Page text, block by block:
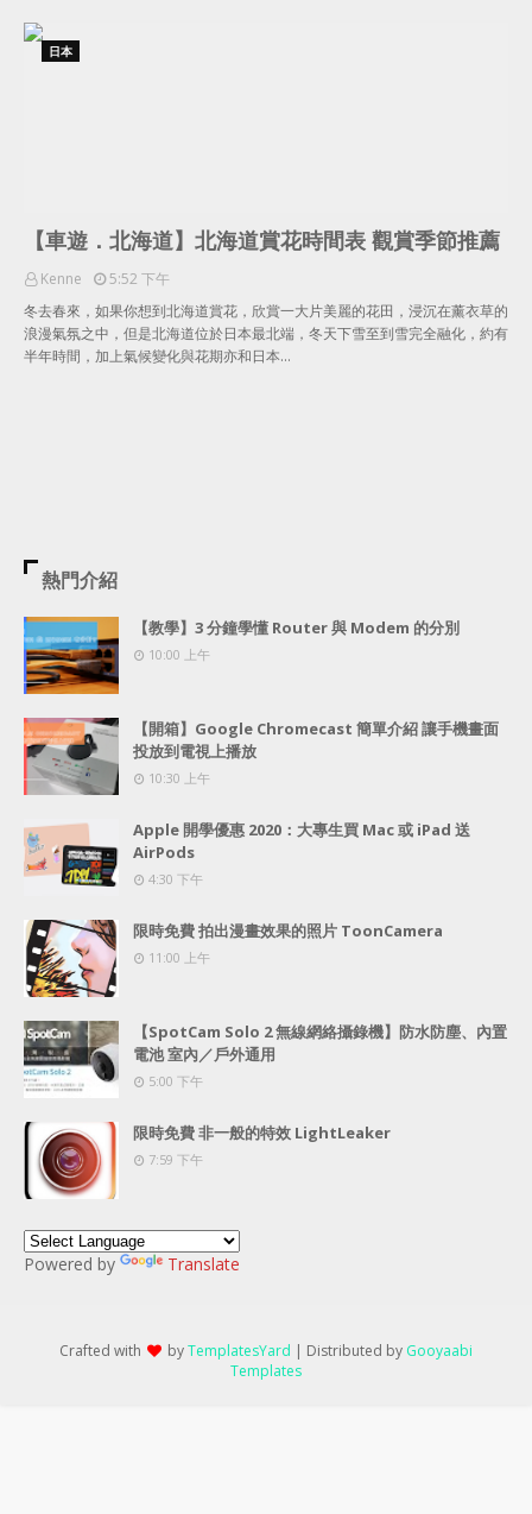
日本
【車遊．北海道】北海道賞花時間表 觀賞季節推薦
Kenne
5:52 下午
冬去春來，如果你想到北海道賞花，欣賞一大片美麗的花田，浸沉在薰衣草的
浪漫氣氛之中，但是北海道位於日本最北端，冬天下雪至到雪完全融化，約有
半年時間，加上氣候變化與花期亦和日本…
熱門介紹
【教學】3 分鐘學懂 Router 與 Modem 的分別
10:00 上午
【開箱】Google Chromecast 簡單介紹 讓手機畫面
投放到電視上播放
10:30 上午
Apple 開學優惠 2020：大專生買 Mac 或 iPad 送
AirPods
4:30 下午
限時免費 拍出漫畫效果的照片 ToonCamera
11:00 上午
【SpotCam Solo 2 無線網絡攝錄機】防水防塵、內置
電池 室內／戶外通用
5:00 下午
限時免費 非一般的特效 LightLeaker
7:59 下午
Powered by Translate
Crafted with byTemplatesYard | Distributed by Gooyaabi
Templates